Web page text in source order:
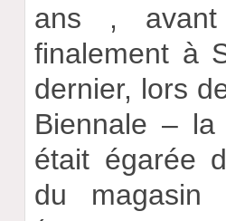
ans ,
finalement à
dernier, lors
Biennale – la
était égarée
du magasin